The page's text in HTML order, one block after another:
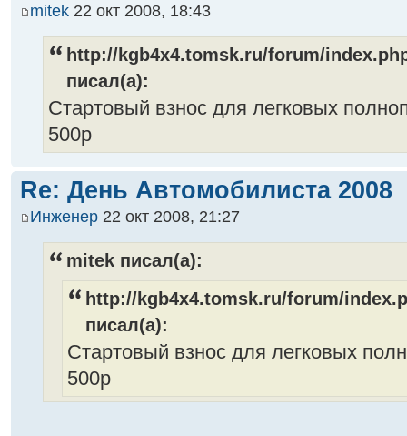
mitek 22 окт 2008, 18:43
http://kgb4x4.tomsk.ru/forum/
писал(а):
Стартовый взнос для легковых
500р
Re: День Автомобилиста 2008
Инженер 22 окт 2008, 21:27
mitek писал(а):
http://kgb4x4.tomsk.ru/forum/
писал(а):
Стартовый взнос для легковых
500р